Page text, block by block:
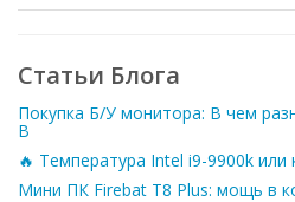
Статьи Блога
Покупка Б/У монитора: В чем
B
🔥 Температура Intel i9-9900k или
Мини ПК Firebat T8 Plus: мощь в